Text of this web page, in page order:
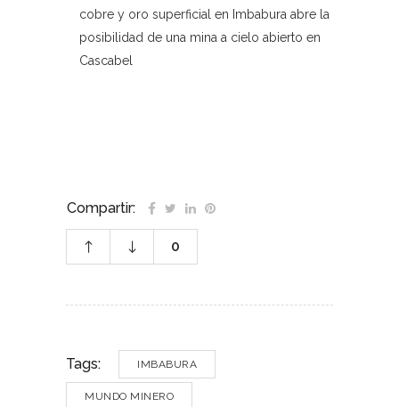
cobre y oro superficial en Imbabura abre la
posibilidad de una mina a cielo abierto en
Cascabel
Compartir:
0
Tags: IMBABURA
MUNDO MINERO